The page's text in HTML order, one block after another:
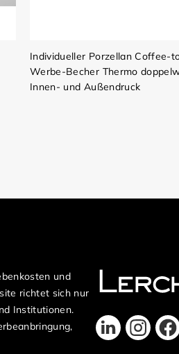
Individueller Porzellan Coffee-
Werbe-Becher Thermo
Innen- und Außendruck
und
richtet sich nur
Institutionen.